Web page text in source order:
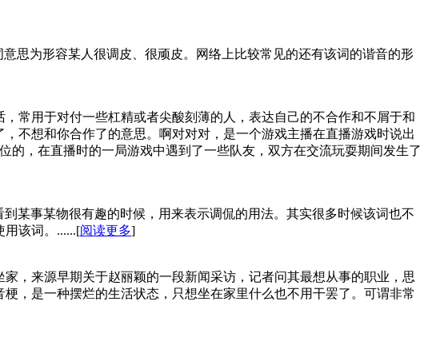
思为形容某人很调皮、很顽皮。网络上比较常见的还有该词的谐音的形
常用于对付一些杠精或者尖酸刻薄的人，表达自己的不合作和不屑于和
不想和你合作了的意思。啊对对对，是一个游戏主播在直播游戏时说出
的，在直播时的一局游戏中遇到了一些队友，双方在交流玩耍期间发生了
某事某物很有趣的时候，用来表示调侃的用法。其实很多时候该词也不
用该词。......[阅读更多]
，来源早期关于赵丽颖的一段新闻采访，记者问其最想从事的职业，思
，是一种摆烂的生活状态，只想坐在家里什么也不用干罢了。可谓非常